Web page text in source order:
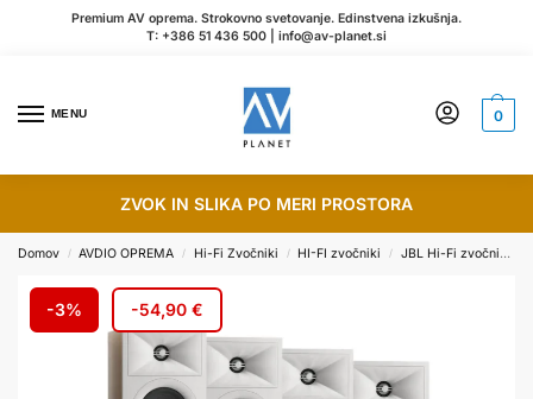
Premium AV oprema. Strokovno svetovanje. Edinstvena izkušnja.
T: +386 51 436 500 info@av-planet.si
MENU 0
ZVOK IN SLIKA PO MERI PROSTORA
Domov / AVDIO OPREMA / Hi-Fi Zvočniki / HI-FI zvočniki / JBL Hi-Fi zvočniki
-54,90 €
-3%